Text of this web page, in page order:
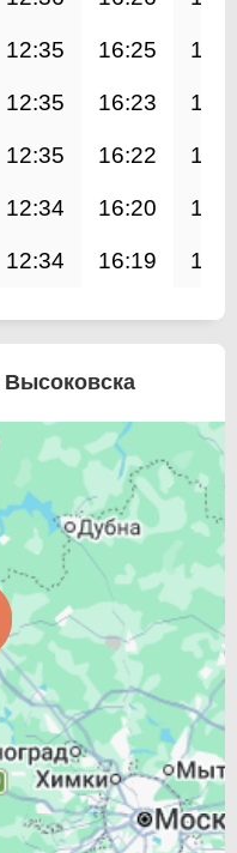
12:35 16:25
12:35 16:23
12:35 16:22
12:34 16:20
12:34 16:19